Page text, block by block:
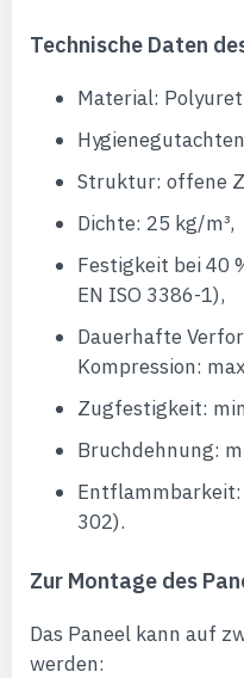
Technische Daten
Material:
Struktur: offene
Dichte: 25 kg/m³,
Festigkeit bei 40
EN ISO 3386-1),
Dauerhafte
Kompression:
Zugfestigkeit:
Bruchdehnung:
Entflammbarkeit:
302).
Zur Montage des
Das Paneel kann auf
werden: